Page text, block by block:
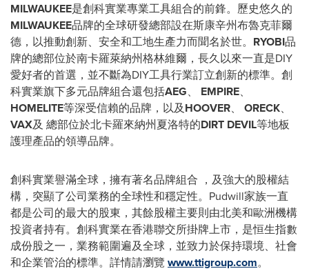
MILWAUKEE是創科實業專業工具組合的前鋒。歷史悠久的
MILWAUKEE品牌的全球研發總部設在斯康辛州布魯克菲爾
德，以推動創新、安全和工地生產力而聞名於世。 RYOBI品
牌的總部位於南卡羅萊納州格林維爾，長久以來一直是DIY
愛好者的首選，並不斷為DIY工具行業訂立創新的標準。創
科實業旗下多元品牌組合還包括AEG、 EMPIRE、
HOMELITE等深受信賴的品牌，以及HOOVER、 ORECK、
VAX及 總部位於北卡羅來納州夏洛特的DIRT DEVIL等地板
護理產品的領導品牌。
創科實業譽滿全球，擁有著名品牌組合 ，及強大的股權結
構，突顯了公司業務的全球性和穩定性。Pudwill家族一直
都是公司的最大的股東，其餘股權主要則由北美和歐洲機構
投資者持有。創科實業在香港聯交所掛牌上市，是恒生指數
成份股之一，業務範圍遍及全球，並致力於保持環境、社會
和企業管治的標準。詳情請瀏覽 www.ttigroup.com。